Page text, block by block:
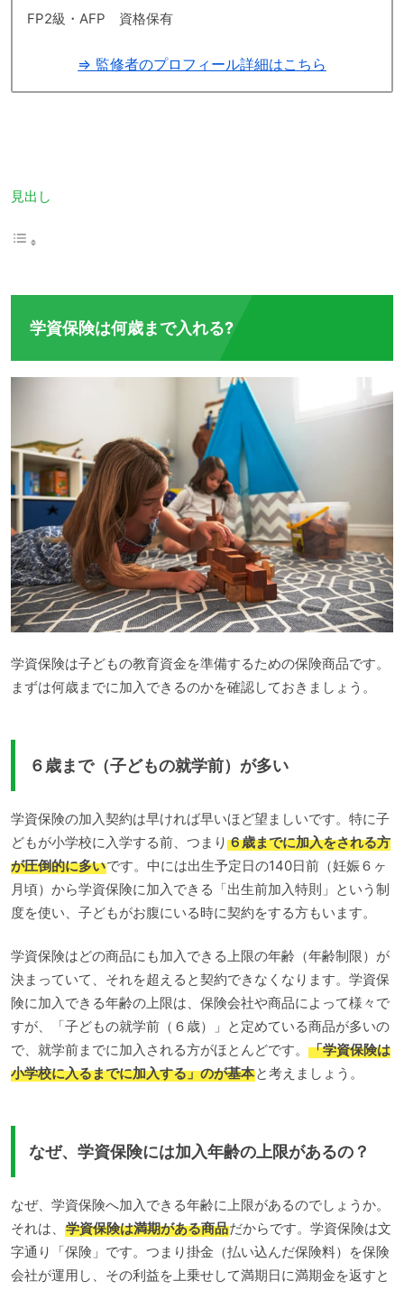
FP2級・AFP 資格保有
⇒ 監修者のプロフィール詳細はこちら
見出し
学資保険は何歳まで入れる?
学資保険は子どもの教育資金を準備するための保険商品です。
まずは何歳までに加入できるのかを確認しておきましょう。
６歳まで（子どもの就学前）が多い
学資保険の加入契約は早ければ早いほど望ましいです。特に子
どもが小学校に入学する前、つまり６歳までに加入をされる方
が圧倒的に多いです。中には出生予定日の140日前（妊娠６ヶ
月頃）から学資保険に加入できる「出生前加入特則」という制
度を使い、子どもがお腹にいる時に契約をする方もいます。
学資保険はどの商品にも加入できる上限の年齢（年齢制限）が
決まっていて、それを超えると契約できなくなります。学資保
険に加入できる年齢の上限は、保険会社や商品によって様々で
すが、「子どもの就学前（６歳）」と定めている商品が多いの
で、就学前までに加入される方がほとんどです。 「学資保険は
小学校に入るまでに加入する」のが基本と考えましょう。
なぜ、学資保険には加入年齢の上限があるの？
なぜ、学資保険へ加入できる年齢に上限があるのでしょうか。
それは、 学資保険は満期がある商品だからです。学資保険は文
字通り「保険」です。つまり掛金（払い込んだ保険料）を保険
会社が運用し、その利益を上乗せして満期日に満期金を返すと